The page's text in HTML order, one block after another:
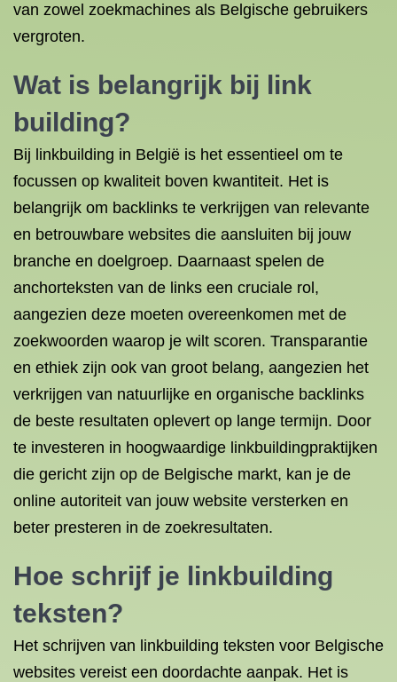
van zowel zoekmachines als Belgische gebruikers
vergroten.
Wat is belangrijk bij link
building?
Bij linkbuilding in België is het essentieel om te
focussen op kwaliteit boven kwantiteit. Het is
belangrijk om backlinks te verkrijgen van relevante
en betrouwbare websites die aansluiten bij jouw
branche en doelgroep. Daarnaast spelen de
anchorteksten van de links een cruciale rol,
aangezien deze moeten overeenkomen met de
zoekwoorden waarop je wilt scoren. Transparantie
en ethiek zijn ook van groot belang, aangezien het
verkrijgen van natuurlijke en organische backlinks
de beste resultaten oplevert op lange termijn. Door
te investeren in hoogwaardige linkbuildingpraktijken
die gericht zijn op de Belgische markt, kan je de
online autoriteit van jouw website versterken en
beter presteren in de zoekresultaten.
Hoe schrijf je linkbuilding
teksten?
Het schrijven van linkbuilding teksten voor Belgische
websites vereist een doordachte aanpak. Het is